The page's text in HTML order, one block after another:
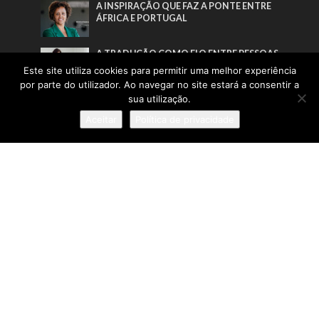
A INSPIRAÇÃO QUE FAZ A PONTE ENTRE
ÁFRICA E PORTUGAL
A TRADUÇÃO COMO ELO ENTRE PESSOAS
E CULTURAS
Este site utiliza cookies para permitir uma melhor experiência
por parte do utilizador. Ao navegar no site estará a consentir a
sua utilização.